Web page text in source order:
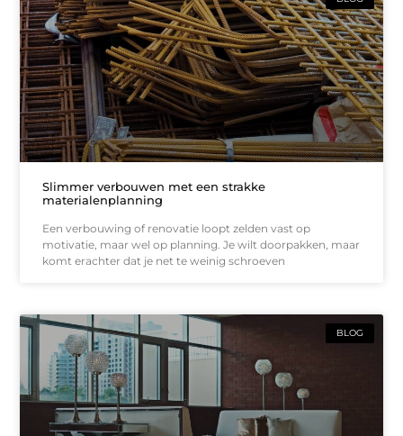
Slimmer verbouwen met een strakke
materialenplanning
Een verbouwing of renovatie loopt zelden vast op
motivatie, maar wel op planning. Je wilt doorpakken, maar
komt erachter dat je net te weinig schroeven
BLOG